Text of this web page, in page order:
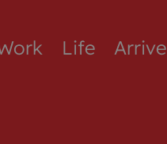
Life Arrive